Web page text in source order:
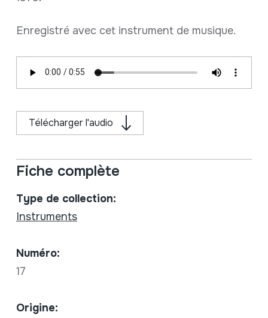
Enregistré avec cet instrument de musique.
Télécharger l'audio
Fiche complète
Type de collection:
Instruments
Numéro:
17
Origine: